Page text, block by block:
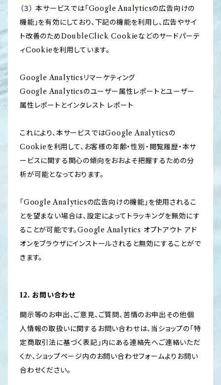
（３） 本サービスでは「Google Analyticsの広告向けの
機能」を有効にしており、下記の機能を利用し、広告やサイ
ト改善のためDoubleClick Cookieなどのサードパーテ
ィCookieを利用しています。
Google Analyticsリマーケティング
Google Analyticsのユーザー属性レポートとユーザー
属性レポートとインタレスト レポート
これにより、本サービスではGoogle Analyticsの
Cookieを利用して、お客様の年齢・性別・閲覧履歴・本サ
ービスに関する関心の傾向をおおよそ把握するための分
析が可能となっております。
「Google Analyticsの広告向けの機能」を使用されるこ
とを望まない場合は、設定によってトラッキングを無効にす
ることが可能です。Google Analytics オプトアウト アド
オンをブラウザにインストールされると無効にすることがで
きます。
12. お問い合わせ
開示等のお申出、ご意見、ご質問、苦情のお申出その他個
人情報の取扱いに関するお問い合わせは、当ショップの「特
定商取引法に基づく表記」内にある連絡先へご連絡いただ
くか、ショップページ内のお問い合わせフォームよりお問い
合わせください。